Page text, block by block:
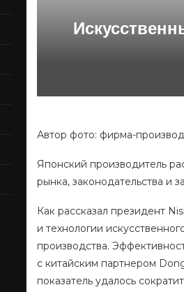
Автор фото: фирма-
Японский производитель
рынка, законодательства и
Как рассказал президент
и технологии
производства.
с китайским партнером
показатель удалось